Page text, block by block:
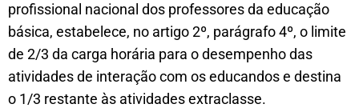
profissional nacional dos professores da educação
básica, estabelece, no artigo 2º, parágrafo 4º, o limite
de 2/3 da carga horária para o desempenho das
atividades de interação com os educandos e destina
o 1/3 restante às atividades extraclasse.